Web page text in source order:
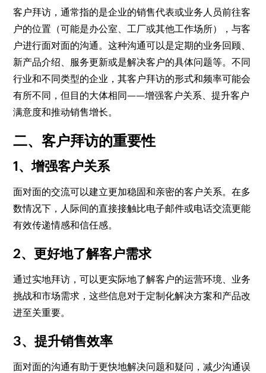
客户拜访，通常指的是企业的销售代表或业务人员前往客
户的位置（可能是办公室、工厂或其他工作场所），与客
户进行面对面的沟通。这种沟通可以是定期的业务回顾、
新产品介绍、服务更新或是解决客户的具体问题等。不同
行业和不同类型的企业，其客户拜访的形式和频率可能会
有所不同，但目的大体相同——增强客户关系、提升客户
满意度和推动销售增长。
二、客户拜访的重要性
1、增强客户关系
面对面的交流可以建立更加稳固和亲密的客户关系。在多
数情况下，人际间的直接接触比电子邮件或电话交流更能
有效传递情感和信任感。
2、更好地了解客户需求
通过实地拜访，可以更实际地了解客户的运营环境、业务
挑战和市场需求，这些信息对于定制化解决方案和产品改
进至关重要。
3、提升销售效率
面对面的沟通有助于更快地解决问题和疑问，减少沟通误